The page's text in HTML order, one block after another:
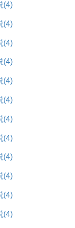
(4)
(4)
(4)
(4)
(4)
(4)
(4)
(4)
(4)
(4)
(4)
(4)